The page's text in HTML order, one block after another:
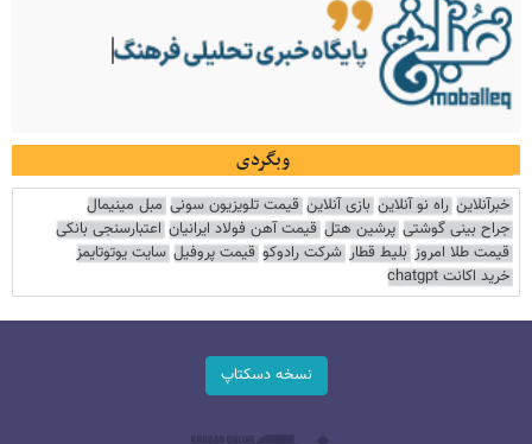
وبگردی
خبرآنلاین راه نو آنلاین بازی آنلاین قیمت تلویزیون سونی مبل مینیمال
جراح بینی گوشتی پرشین هتل قیمت آهن فولاد ایرانیان اعتبارسنجی بانکی
قیمت طلا امروز بلیط قطار شرکت رادوکو قیمت پروفیل سایت یوتوتایمز
خرید اکانت chatgpt
نسخه دسکتاپ